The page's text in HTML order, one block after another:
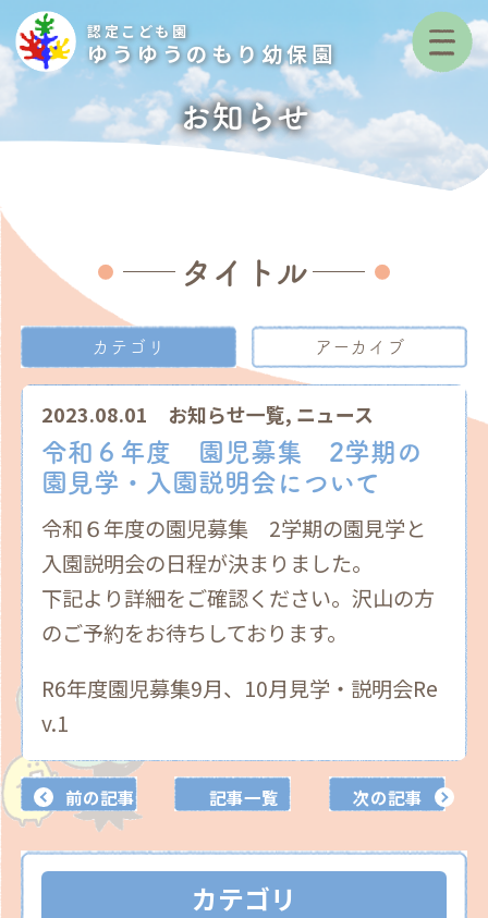
認定こども園
ゆうゆうのもり幼保園
お知らせ
タイトル
カテゴリ アーカイブ
2023.08.01 お知らせ一覧, ニュース
令和６年度 園児募集 2学期の
園見学・入園説明会について
令和６年度の園児募集 2学期の園見学と
入園説明会の日程が決まりました。
下記より詳細をご確認ください。沢山の方
のご予約をお待ちしております。
R6年度園児募集9月、10月見学・説明会Re
v.1
前の記事 記事一覧 次の記事
カテゴリ